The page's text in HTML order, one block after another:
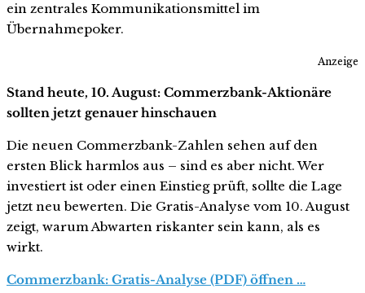
ein zentrales Kommunikationsmittel im
Übernahmepoker.
Anzeige
Stand heute, 10. August: Commerzbank-Aktionäre
sollten jetzt genauer hinschauen
Die neuen Commerzbank-Zahlen sehen auf den
ersten Blick harmlos aus – sind es aber nicht. Wer
investiert ist oder einen Einstieg prüft, sollte die Lage
jetzt neu bewerten. Die Gratis-Analyse vom 10. August
zeigt, warum Abwarten riskanter sein kann, als es
wirkt.
Commerzbank: Gratis-Analyse (PDF) öffnen …